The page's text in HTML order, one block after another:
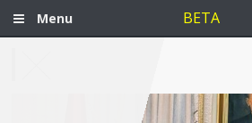
Menu BETA